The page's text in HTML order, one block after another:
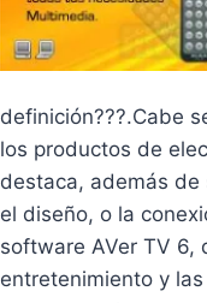
definición???.Cabe
los productos de
destaca, además de
el diseño, o la
software AVer TV 6,
entretenimiento y